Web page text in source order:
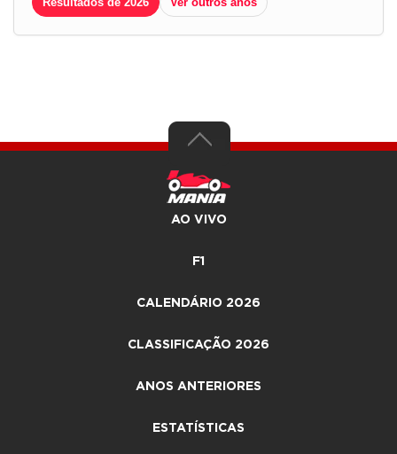
AO VIVO
F1
CALENDÁRIO 2026
CLASSIFICAÇÃO 2026
ANOS ANTERIORES
ESTATÍSTICAS